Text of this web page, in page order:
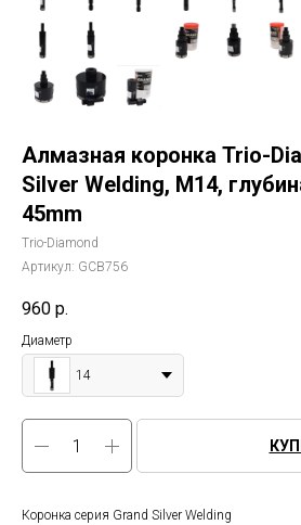
Алмазная коронка Trio-
Silver Welding, M14,
45mm
Trio-Diamond
Артикул: GCB756
960 р.
Диаметр
14
Коронка серия Grand Silver Welding